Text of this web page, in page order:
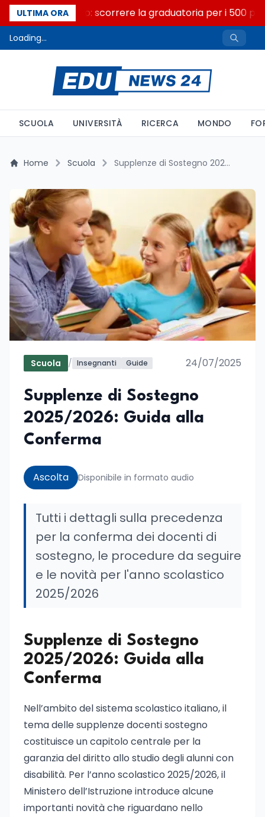
ULTIMA ORA
Consiglio di Stato: scorrere la graduatoria per i 500
Loading...
SCUOLA UNIVERSITÀ RICERCA MONDO
Home Scuola Supplenze di Sostegno 2025/2026: Guida alla Conferma
Scuola / Insegnanti Guide 24/07/2025
Supplenze di Sostegno
2025/2026: Guida alla
Conferma
Ascolta Disponibile in formato audio
Tutti i dettagli sulla precedenza
per la conferma dei docenti di
sostegno, le procedure da seguire
e le novità per l'anno scolastico
2025/2026
Supplenze di Sostegno
2025/2026: Guida alla
Conferma
Nell’ambito del sistema scolastico italiano, il
tema delle supplenze docenti sostegno
costituisce un capitolo centrale per la
garanzia del diritto allo studio degli alunni con
disabilità. Per l’anno scolastico 2025/2026, il
Ministero dell’Istruzione introduce alcune
importanti novità che riguardano nello